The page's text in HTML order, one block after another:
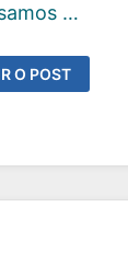
…
O POST